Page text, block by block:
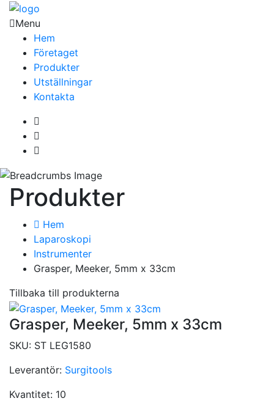
Menu
Hem
Företaget
Produkter
Utställningar
Kontakta
Produkter
Hem
Laparoskopi
Instrumenter
Grasper, Meeker, 5mm x 33cm
Tillbaka till produkterna
Grasper, Meeker, 5mm x 33cm
SKU: ST LEG1580
Leverantör: Surgitools
Kvantitet: 10